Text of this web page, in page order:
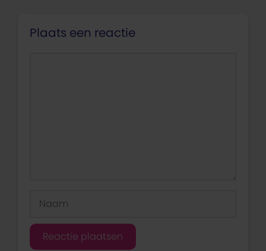
Plaats een reactie
Naam